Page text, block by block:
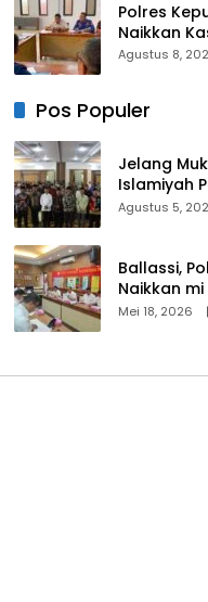
Polres
Naikkan
Nurul Salsa
Agustus 8,
Pos Populer
Jelang
Islamiyah
Agustus 5,
Ballassi,
Naikkan
Korupsi
Mei 18, 2026